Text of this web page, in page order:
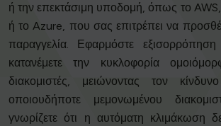
ή την επεκτάσιμη υποδομή, όπως το
ή το Azure, που σας επιτρέπει να
παραγγελία. Εφαρμόστε
κατανέμετε την κυκλοφορία
διακομιστές, μειώνοντας τον
οποιουδήποτε μεμονωμένου
γνωρίζετε ότι η αυτόματη κλιμάκωση